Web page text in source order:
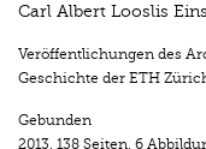
Carl Albert Looslis
Veröffentlichungen des
Geschichte der ETH
Gebunden
2013. 138 Seiten, 6